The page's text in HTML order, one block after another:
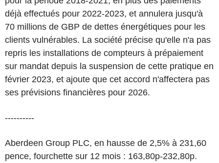
déjà effectués pour 2022-2023, et annulera jusqu'à
70 millions de GBP de dettes énergétiques pour les
clients vulnérables. La société précise qu'elle n'a pas
repris les installations de compteurs à prépaiement
sur mandat depuis la suspension de cette pratique en
février 2023, et ajoute que cet accord n'affectera pas
ses prévisions financières pour 2026.
----------
Aberdeen Group PLC, en hausse de 2,5% à 231,60
pence, fourchette sur 12 mois : 163,80p-232,80p.